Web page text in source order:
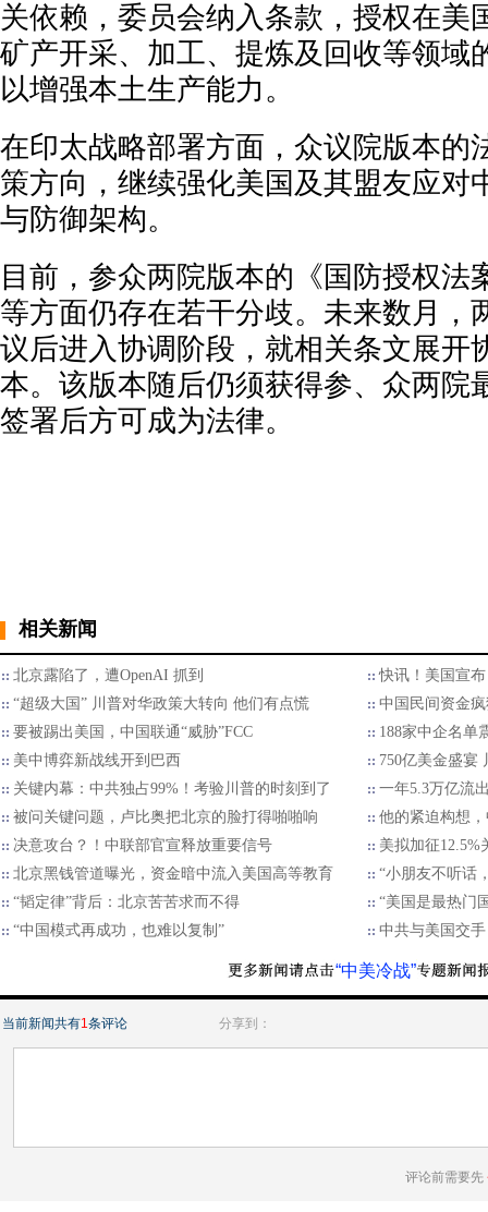
关依赖，委员会纳入条款，授权在美
矿产开采、加工、提炼及回收等领域
以增强本土生产能力。
在印太战略部署方面，众议院版本的
策方向，继续强化美国及其盟友应对
与防御架构。
目前，参众两院版本的《国防授权法
等方面仍存在若干分歧。未来数月，
议后进入协调阶段，就相关条文展开
本。该版本随后仍须获得参、众两院
签署后方可成为法律。
相关新闻
北京露陷了，遭OpenAI 抓到
快讯！美国宣
“超级大国” 川普对华政策大转向 他们有点慌
中国民间资金
要被踢出美国，中国联通“威胁”FCC
188家中企名单
美中博弈新战线开到巴西
750亿美金盛宴
关键内幕：中共独占99%！考验川普的时刻到了
一年5.3万亿流
被问关键问题，卢比奥把北京的脸打得啪啪响
他的紧迫构想
决意攻台？！中联部官宣释放重要信号
美拟加征12.5%
北京黑钱管道曝光，资金暗中流入美国高等教育
“小朋友不听话
“韬定律”背后：北京苦苦求而不得
“美国是最热门
“中国模式再成功，也难以复制”
中共与美国交
“中美冷战”
当前新闻共有1条评论 分享到：
评论前需要先